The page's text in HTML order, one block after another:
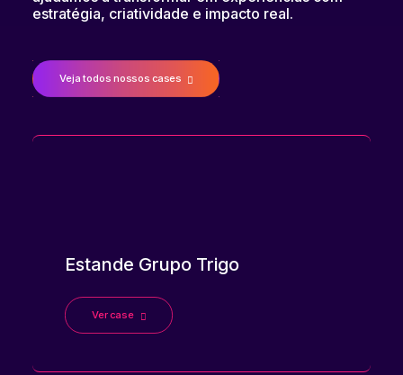
estratégia, criatividade e impacto real.
Veja todos nossos cases
Estande Grupo Trigo
Ver case